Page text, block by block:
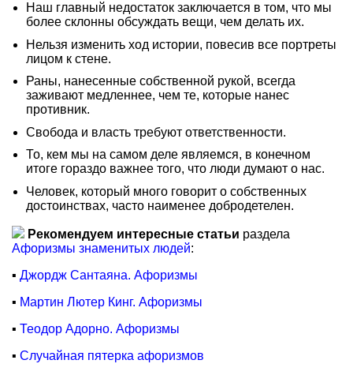
Наш главный недостаток заключается в том, что мы
более склонны обсуждать вещи, чем делать их.
Нельзя изменить ход истории, повесив все портреты
лицом к стене.
Раны, нанесенные собственной рукой, всегда
заживают медленнее, чем те, которые нанес
противник.
Свобода и власть требуют ответственности.
То, кем мы на самом деле являемся, в конечном
итоге гораздо важнее того, что люди думают о нас.
Человек, который много говорит о собственных
достоинствах, часто наименее добродетелен.
Рекомендуем интересные статьи раздела
Афоризмы знаменитых людей:
▪ Джордж Сантаяна. Афоризмы
▪ Мартин Лютер Кинг. Афоризмы
▪ Теодор Адорно. Афоризмы
▪ Случайная пятерка афоризмов